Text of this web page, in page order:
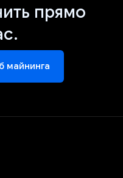
прямо
майнинга